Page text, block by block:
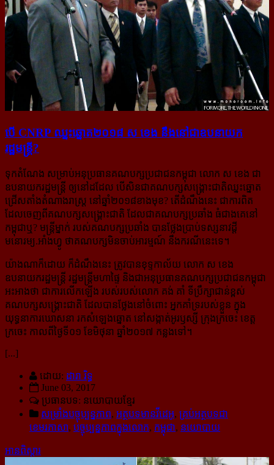
បើ CNRP ឈ្នះ​ឆ្នោត​២០១៨ ស ខេង នឹង​នៅ​ជា​ឧប​នាយក​
រដ្ឋមន្រ្តី?
ទុកតំណែង សម្រាប់អនុប្រធានគណបក្សប្រជាជនកម្ពុជា លោក ស ខេង ជា
ឧបនាយករដ្ឋមន្ត្រី ឲ្យនៅ​ដដែល ​បើ​សិន​ជា​គណបក្សសង្គ្រោះជាតិឈ្នះឆ្នោត
ជ្រើសតាំងតំណាងរាស្ត្រ នៅឆ្នាំ២០១៨ខាងមុខ? តើដំណឹងនេះ ជា​ការ​ពិត
ដែល​ចេញ​ពីគណបក្សសង្គ្រោះជាតិ ដែលជាគណបក្សប្រឆាំង ធំជាងគេនៅ
កម្ពុជាឬ? មន្ត្រី​ម្នាក់ របស់​គណបក្ស​ប្រឆាំង បាន​ថ្លែង​ប្រាប់ទស្សនាវដ្ដី
មនោរម្យ.អាំងហ្វូ ថាគណបក្ស​មិនចាប់អារម្មណ៍ នឹងករណីនេះទេ។
យ៉ាងណាក៏ដោយ ក៏ដំណឹងនេះ ត្រូវបានខុទ្ទកាល័យ លោក ស ខេង
ឧបនាយករដ្ឋមន្រ្តី រដ្ឋមន្រ្តីមហាផ្ទៃ និង​​ជា​អនុ​ប្រធាន​គណបក្ស​ប្រជាជន​កម្ពុជា
អះអាងថា ជាការលើកឡើង របស់របស់​លោក គង់ គាំ ទីប្រឹក្សា​ជាន់​ខ្ពស់​
គណបក្ស​សង្រ្គោះ​ជាតិ ដែលបានថ្លែង​នៅចំពោះ អ្នកគាំទ្ររបស់ខ្លួន ក្នុង
យុទ្ធនាការឃោសនា រក​សំឡេង​ឆ្នោត​ នៅ​សង្កាត់​អូរឫស្សី ក្រុងក្រចេះ ខេត្ត
ក្រចេះ កាលពីថ្ងៃទី០១ ខែមិថុនា ឆ្នាំ២០១៧ កន្លងទៅ។
[...]
ដោយ: ដារា រិទ្ធ
June 03, 2017
ប្រធានបទ: នយោបាយខ្មែរ
សម្រាំងបច្ចុប្បន្នភាព, អត្ថបទមានវីដេអូ, គ្រប់អត្ថបទជា
ខេមរភាសា, បច្ចុប្បន្នភាពក្នុងលោក, កម្ពុជា, នយោបាយ
អានពិស្ដារ